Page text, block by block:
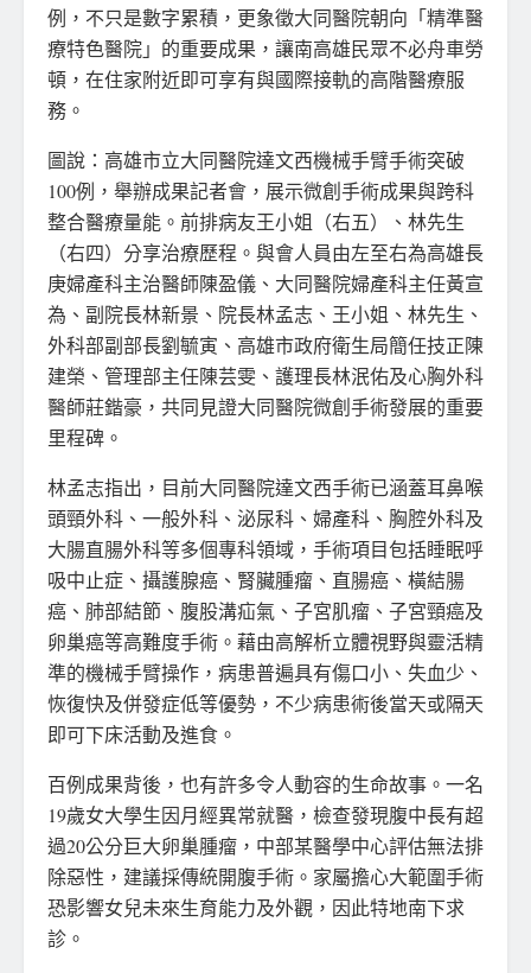
例，不只是數字累積，更象徵大同醫院朝向「精準醫
療特色醫院」的重要成果，讓南高雄民眾不必舟車勞
頓，在住家附近即可享有與國際接軌的高階醫療服
務。
圖說：高雄市立大同醫院達文西機械手臂手術突破
100例，舉辦成果記者會，展示微創手術成果與跨科
整合醫療量能。前排病友王小姐（右五）、林先生
（右四）分享治療歷程。與會人員由左至右為高雄長
庚婦產科主治醫師陳盈儀、大同醫院婦產科主任黃宣
為、副院長林新景、院長林孟志、王小姐、林先生、
外科部副部長劉毓寅、高雄市政府衛生局簡任技正陳
建榮、管理部主任陳芸雯、護理長林泯佑及心胸外科
醫師莊鍇豪，共同見證大同醫院微創手術發展的重要
里程碑。
林孟志指出，目前大同醫院達文西手術已涵蓋耳鼻喉
頭頸外科、一般外科、泌尿科、婦產科、胸腔外科及
大腸直腸外科等多個專科領域，手術項目包括睡眠呼
吸中止症、攝護腺癌、腎臟腫瘤、直腸癌、橫結腸
癌、肺部結節、腹股溝疝氣、子宮肌瘤、子宮頸癌及
卵巢癌等高難度手術。藉由高解析立體視野與靈活精
準的機械手臂操作，病患普遍具有傷口小、失血少、
恢復快及併發症低等優勢，不少病患術後當天或隔天
即可下床活動及進食。
百例成果背後，也有許多令人動容的生命故事。一名
19歲女大學生因月經異常就醫，檢查發現腹中長有超
過20公分巨大卵巢腫瘤，中部某醫學中心評估無法排
除惡性，建議採傳統開腹手術。家屬擔心大範圍手術
恐影響女兒未來生育能力及外觀，因此特地南下求
診。